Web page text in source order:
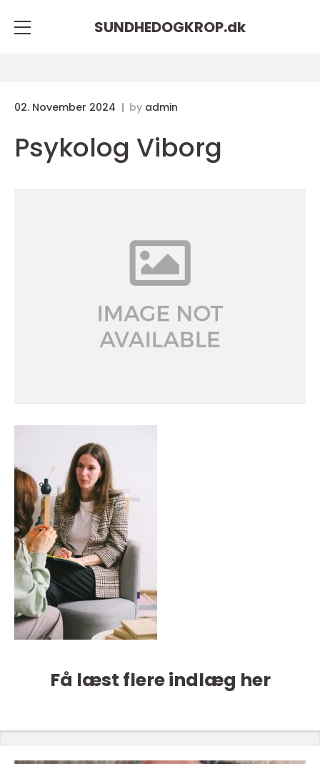
SUNDHEDOGKROP.dk
02. November 2024 by admin
Psykolog Viborg
Få læst flere indlæg her